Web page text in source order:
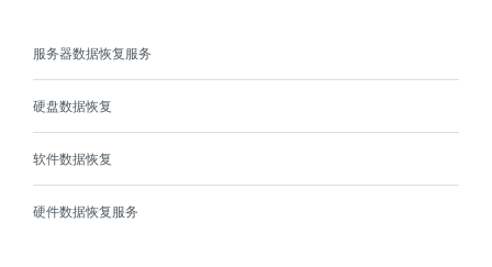
服务器数据恢复服务
硬盘数据恢复
软件数据恢复
硬件数据恢复服务